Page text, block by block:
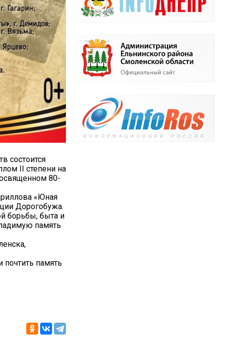
состоится
II степени на
80-
«Юная
Дорогобужа.
борьбы, быта и
память
память